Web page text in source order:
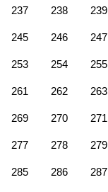
237 238 239
245 246 247
253 254 255
261 262 263
269 270 271
277 278 279
285 286 287